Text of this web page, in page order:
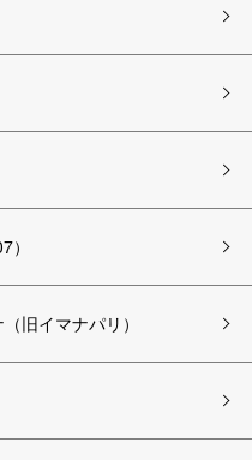
旧イマナパリ）